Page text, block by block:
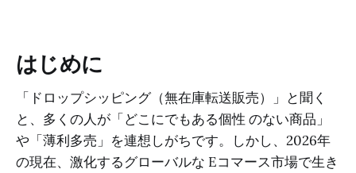
はじめに
「ドロップシッピング（無在庫転送販売）」と聞く
と、多くの人が「どこにでもある個性 のない商品」
や「薄利多売」を連想しがちです。しかし、2026年
の現在、激化するグローバルな Eコマース市場で生き